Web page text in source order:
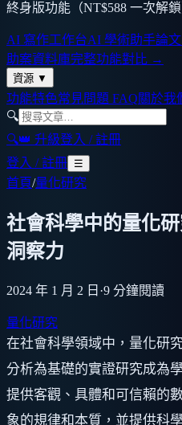
終身版功能（NT$588 一次解鎖
AI 寫作工作台AI 學術助手論
助案資料庫完整功能對比 →
資源 ▼
功能特色常見問題 FAQ關於我
🔍
🔍👑 升級登入 / 註冊
登入 / 註冊 ☰
首頁/量化研究
社會科學中的量化
洞察力
2024 年 1 月 2 日 ·9 分鐘閱讀
量化研究
在社會科學領域中，量化研
分析為基礎的實證研究成為
提供客觀、具體和可信賴的
象的規律和本質，並提供科